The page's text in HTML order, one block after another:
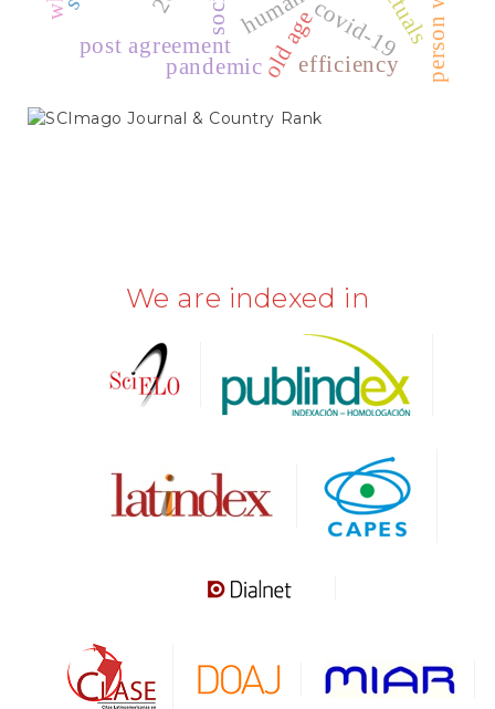
old age
post agreement covid-19
pandemic efficiency
SCIMAGO
We are indexed in